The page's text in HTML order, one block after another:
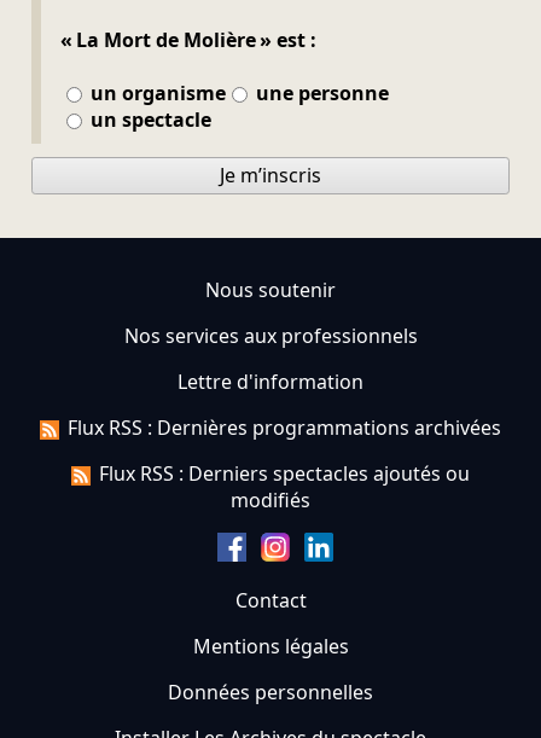
« La Mort de Molière » est :
un organisme
une personne
un spectacle
Je m’inscris
Nous soutenir
Nos services aux professionnels
Lettre d'information
Flux RSS : Dernières programmations archivées
Flux RSS : Derniers spectacles ajoutés ou
modifiés
Contact
Mentions légales
Données personnelles